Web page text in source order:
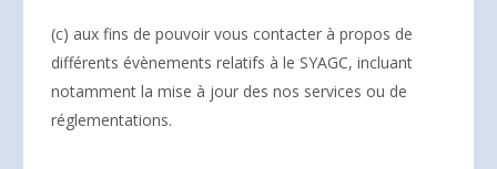
(c) aux fins de pouvoir vous contacter à propos de
différents évènements relatifs à le SYAGC, incluant
notamment la mise à jour des nos services ou de
réglementations.